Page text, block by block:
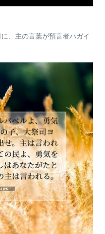
、主の言葉が預言者ハガイ